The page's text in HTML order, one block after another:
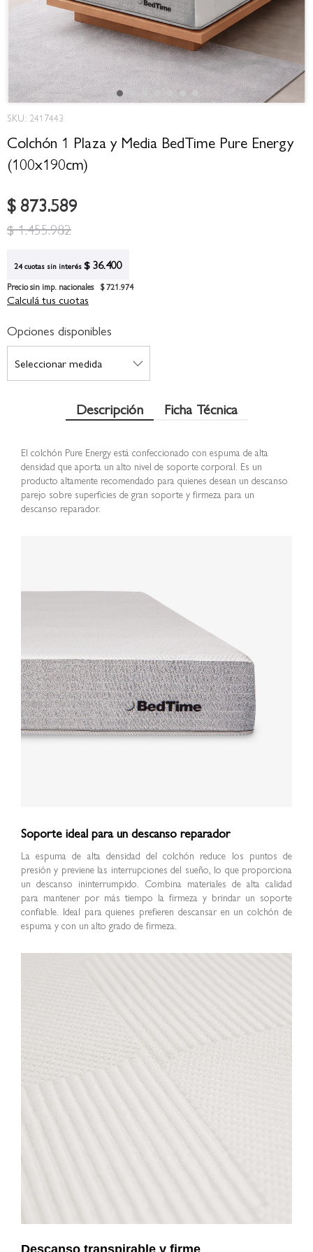
al
comienzo
de
la
imágenes
SKU: 2417443
Colchón 1 Plaza y Media BedTime Pure Energy
(100x190cm)
$ 1.455.982
$ 873.589
24 cuotas sin interés $ 36.400
Precio sin imp. nacionales $ 721.974
Calculá tus cuotas
Opciones disponibles
Descripción
El colchón Pure Energy está confeccionado con espuma de alta
densidad que aporta un alto nivel de soporte corporal. Es un
producto altamente recomendado para quienes desean un descanso
parejo sobre superficies de gran soporte y firmeza para un
descanso reparador.
Soporte ideal para un descanso reparador
La espuma de alta densidad del colchón reduce los puntos de
presión y previene las interrupciones del sueño, lo que proporciona
un descanso ininterrumpido. Combina materiales de alta calidad
para mantener por más tiempo la firmeza y brindar un soporte
confiable. Ideal para quienes prefieren descansar en un colchón de
espuma y con un alto grado de firmeza.
Descanso transpirable y firme
Ficha Técnica